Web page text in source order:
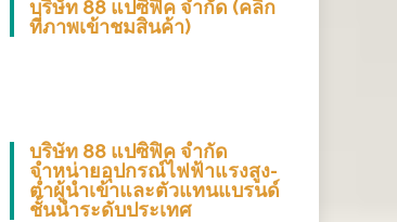
บริษัท 88 แปซิฟิค จำกัด (คลิก
ที่ภาพเข้าชมสินค้า)
บริษัท 88 แปซิฟิค จำกัด
จำหน่ายอุปกรณ์ไฟฟ้าแรงสูง-
ต่ำผู้นำเข้าและตัวแทนแบรนด์
ชั้นนำระดับประเทศ